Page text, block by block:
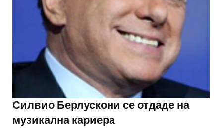
Силвио Берлускони се отдаде на
музикална кариера